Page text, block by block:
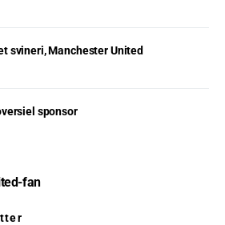
svineri, Manchester United
sponsor
fan